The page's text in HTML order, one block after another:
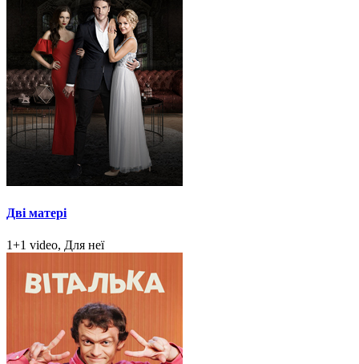
Дві матері
1+1 video, Для неї